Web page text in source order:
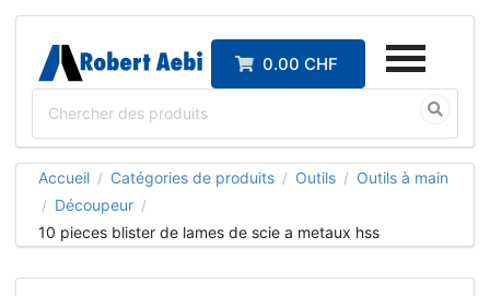
0.00 CHF
Accueil / Catégories de produits / Outils / Outils à main
/ Découpeur /
10 pieces blister de lames de scie a metaux hss